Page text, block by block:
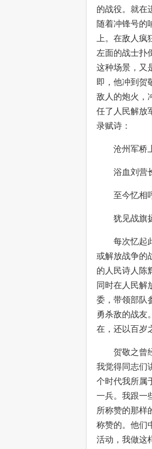
的战役。就在
随着冲锋号的
上。在敌人疯
左面的战士扑
这种场景，又
即，他冲到贺
敌人的炮火，
任了人民解放
录赋诗：
沧州军桥
浴血刘营长
至今忆相
犹见战旗
每次忆起此
或解放战争的
的人民诗人陈
同时在人民解
委，带领部队
勇杀敌的战友
在，还以百岁
贺敬之曾经
我觉得同志们
个时代我所属
一兵。我跟一
所称赞的那样
称赞的。他们
活动，我做这